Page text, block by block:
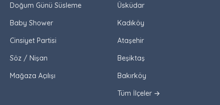
Doğum Günü Süsleme
Baby Shower
Cinsiyet Partisi
Söz / Nişan
Mağaza Açılışı
Üsküdar
Kadıköy
Ataşehir
Beşiktaş
Bakırköy
Tüm İlçeler →